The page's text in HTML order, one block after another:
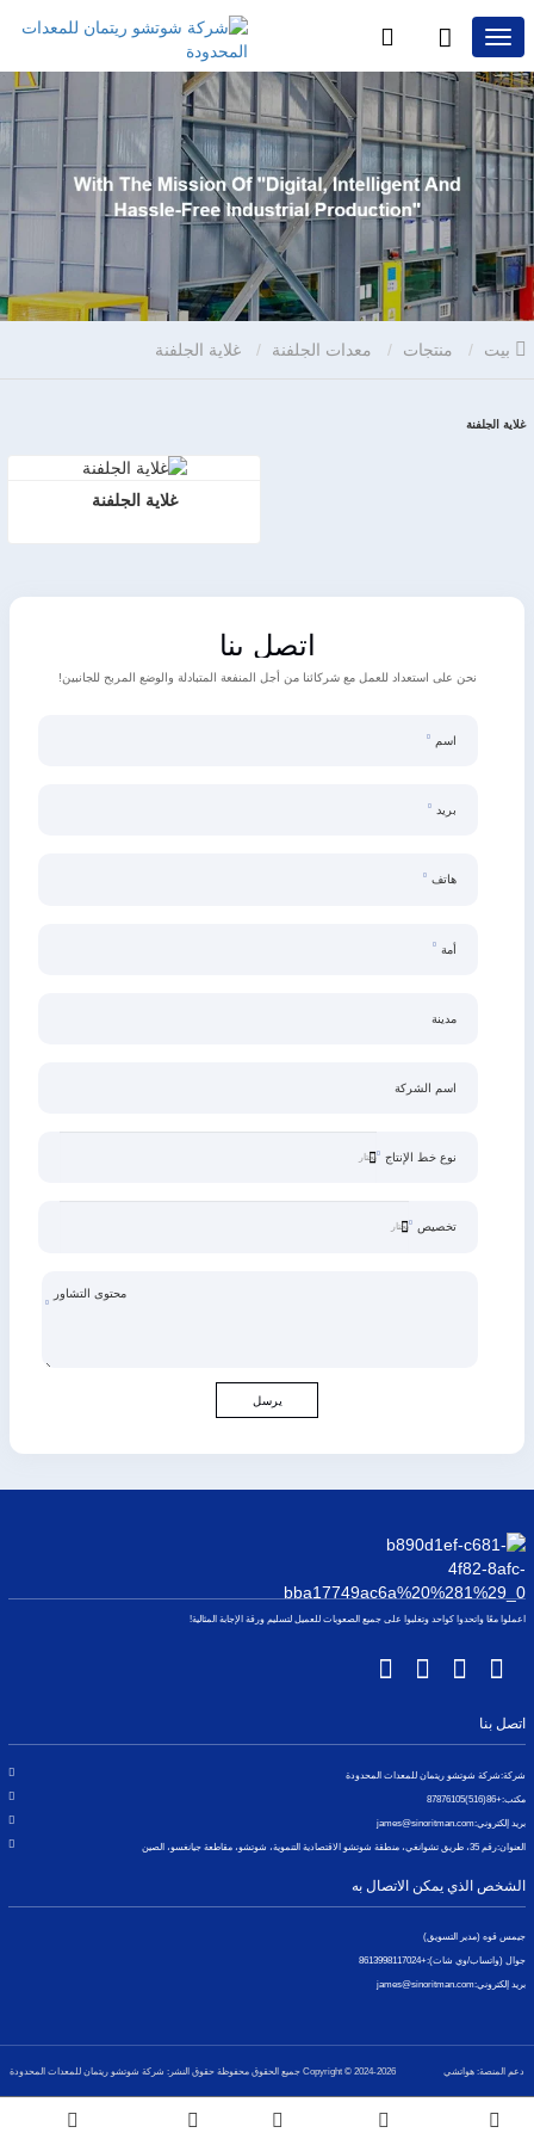
منتجات معدات الجلفنة
غلاية الجلفنة
غلاية الجلفنة
اتصل بنا
نحن على استعداد للعمل مع شركائنا من أجل المنفعة المتبادلة والوضع المربح للجانبين!
اسم
بريد
هاتف
أمة
مدينة
اسم الشركة
نوع خط الإنتاج
تخصيص
محتوى التشاور
يرسل
اعملوا معًا واتحدوا كواحد وتغلبوا على جميع الصعوبات للعميل لتسليم ورقة الإجابة المثالية!
اتصل بنا
شركة:شركة شوتشو ريتمان للمعدات المحدودة
مكتب:+86(516)87876105
بريد إلكتروني:james@sinoritman.com
العنوان:رقم 35، طريق تشوانغي، منطقة شوتشو الاقتصادية التنموية، شوتشو، مقاطعة جيانغسو، الصين
الشخص الذي يمكن الاتصال به
جيمس قوه (مدير التسويق)
جوال (واتساب/وي شات):+8613998117024
بريد إلكتروني:james@sinoritman.com
Copyright © 2024-2026 جميع الحقوق محفوظة حقوق النشر: شركة شوتشو ريتمان للمعدات المحدودة دعم المنصة: هواتشي